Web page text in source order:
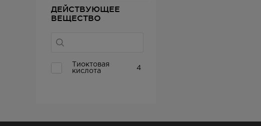
ДЕЙСТВУЮЩЕЕ
ВЕЩЕСТВО
Тиоктовая
кислота
4